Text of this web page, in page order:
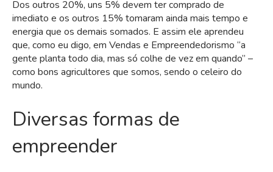
Dos outros 20%, uns 5% devem ter comprado de
imediato e os outros 15% tomaram ainda mais tempo e
energia que os demais somados. E assim ele aprendeu
que, como eu digo, em Vendas e Empreendedorismo “a
gente planta todo dia, mas só colhe de vez em quando” –
como bons agricultores que somos, sendo o celeiro do
mundo.
Diversas formas de
empreender